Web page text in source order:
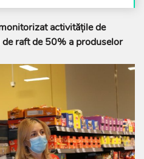
activitățile de
raft de 50% a produselor